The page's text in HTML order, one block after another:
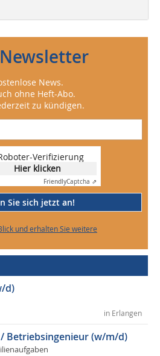
News.
ohne Heft-Abo.
zu kündigen.
Verifizierung
Hier klicken
FriendlyCaptcha ⇗
Sie sich jetzt an!
und erhalten Sie weitere
d)
in Erlangen
Betriebsingenieur (w/m/d)